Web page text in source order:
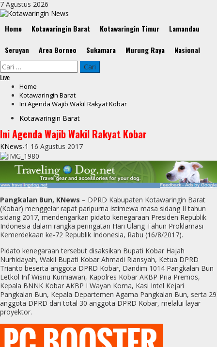
Skip
to
7 Agustus 2026
Menu
Home Kotawaringin Barat Kotawaringin Timur Lamandau
Seruyan Area Borneo Sukamara Murung Raya Nasional
Cari
untuk:
Live
Home
Kotawaringin Barat
Ini Agenda Wajib Wakil Rakyat Kobar
Kotawaringin Barat
Ini Agenda Wajib Wakil Rakyat Kobar
KNews-1 16 Agustus 2017
Pangkalan Bun, KNews – DPRD Kabupaten Kotawaringin Barat
(Kobar) menggelar rapat paripurna istimewa masa sidang II tahun
sidang 2017, mendengarkan pidato kenegaraan Presiden Republik
Indonesia dalam rangka peringatan Hari Ulang Tahun Proklamasi
Kemerdekaan ke-72 Republik Indonesia, Rabu (16/8/2017).
Pidato kenegaraan tersebut disaksikan Bupati Kobar Hajah
Nurhidayah, Wakil Bupati Kobar Ahmadi Riansyah, Ketua DPRD
Trianto beserta anggota DPRD Kobar, Dandim 1014 Pangkalan Bun
Letkol Inf Wisnu Kurniawan, Kapolres Kobar AKBP Pria Premos,
Kepala BNNK Kobar AKBP I Wayan Korna, Kasi Intel Kejari
Pangkalan Bun, Kepala Departemen Agama Pangkalan Bun, serta 29
anggota DPRD dari total 30 anggota DPRD Kobar, melalui layar
proyektor.